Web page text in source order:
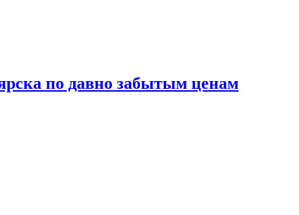
по давно забытым ценам